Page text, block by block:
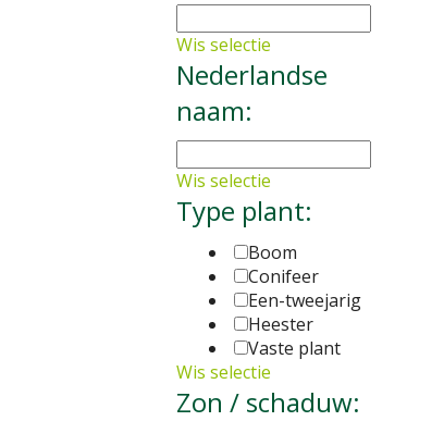
Wis selectie
Nederlandse
naam:
Wis selectie
Type plant:
Boom
Conifeer
Een-tweejarig
Heester
Vaste plant
Wis selectie
Zon / schaduw: